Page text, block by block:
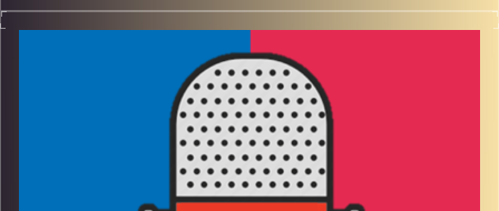
פודקאסט האן.בי.איי עם ערן סורוקה, שרון דוידוביץ', משה
דוידוביץ' ועידן לוצקי, בשיתוף קול האוניברסיטה.
רבע 1: המסע מצפון השרון לצפון קרוליינה, והקשר בין בית
השקעות לקבוצת כדורסל
רבע 2: איך מתכוננים לדראפט, ולמה דני וולף ובן שרף כל כך
רבע 3: מפלוס-מינוס עד 29 מפרקים: מה אנליסט רואה